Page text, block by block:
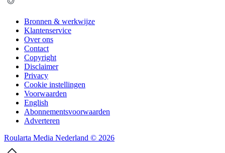
Bronnen & werkwijze
Klantenservice
Over ons
Contact
Copyright
Disclaimer
Privacy
Cookie instellingen
Voorwaarden
English
Abonnementsvoorwaarden
Adverteren
Roularta Media Nederland © 2026